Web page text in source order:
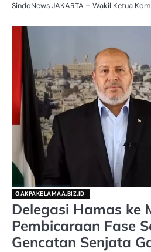
SindoNews JAKARTA – Wakil Ketua
GAKPAKELAMAA.BIZ.ID
Delegasi Hamas ke
Pembicaraan Fase
Gencatan Senjata